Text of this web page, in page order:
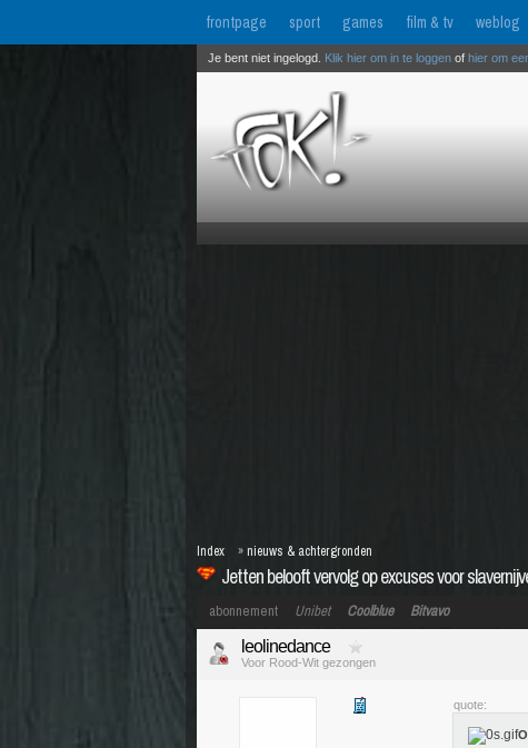
frontpage sport games film & tv weblog
Je bent niet ingelogd. Klik hier om in te loggen of hier om
Jetten belooft vervolg op excuses voor
Index » nieuws & achtergronden
abonnement Unibet Coolblue Bitvavo
leolinedance
Voor Rood-Wit gezongen
quote: